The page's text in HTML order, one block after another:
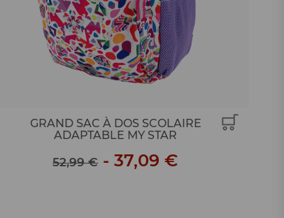
GRAND SAC À DOS SCOLAIRE
ADAPTABLE MY STAR
52,99 €-37,09 €